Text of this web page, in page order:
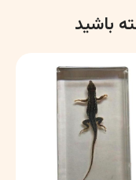
باشید